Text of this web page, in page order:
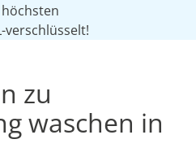
verschlüsselt!
zu
waschen in